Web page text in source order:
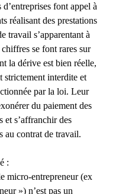
font appel à
réalisant des prestations
travail s’apparentant à
se font rares sur
la dérive est bien réelle,
strictement interdite et
par la loi. Leur
du paiement des
et s’affranchir des
au contrat de travail.
:
micro-entrepreneur (ex
») n’est pas un